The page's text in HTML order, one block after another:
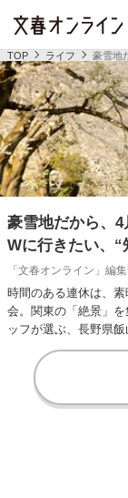
TOP ライフ 豪雪地
豪雪地だから、
Wに行きたい、“
「文春オンライン」編
時間のある連休は、
会。関東の「絶景」
ッフが選ぶ、長野県
では、4月下旬…